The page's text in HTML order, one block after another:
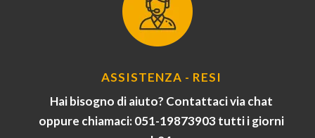
ASSISTENZA - RESI
Hai bisogno di aiuto? Contattaci via chat
oppure chiamaci: 051-19873903 tutti i giorni